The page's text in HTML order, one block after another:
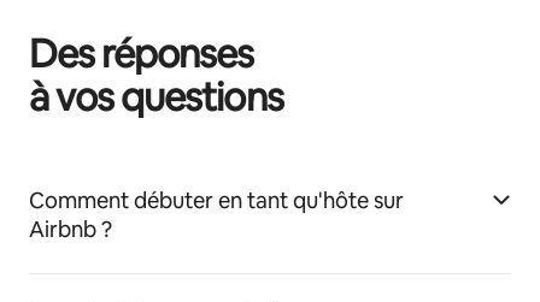
Des réponses
à vos questions
Comment débuter en tant qu'hôte sur
Airbnb ?